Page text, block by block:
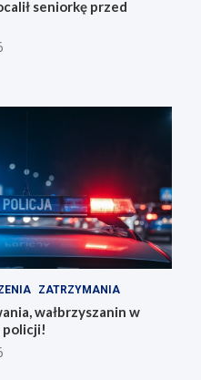
seniorkę przed
ZATRZYMANIA
wałbrzyszanin w
policji!